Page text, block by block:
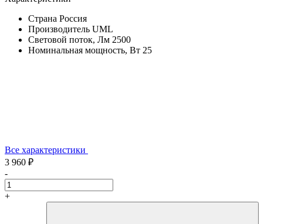
Страна Россия
Производитель UML
Световой поток, Лм 2500
Номинальная мощность, Вт 25
Все характеристики
3 960 ₽
-
+